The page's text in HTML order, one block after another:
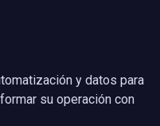
y datos para
su operación con